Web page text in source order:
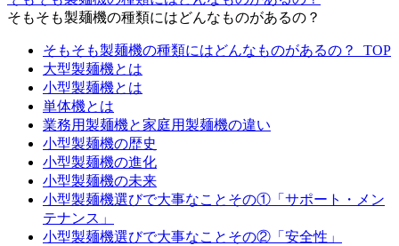
そもそも製麺機の種類にはどんなものがあるの？
そもそも製麺機の種類にはどんなものがあるの？_TOP
大型製麺機とは
小型製麺機とは
単体機とは
業務用製麺機と家庭用製麺機の違い
小型製麺機の歴史
小型製麺機の進化
小型製麺機の未来
小型製麺機選びで大事なことその①「サポート・メン
テナンス」
小型製麺機選びで大事なことその②「安全性」